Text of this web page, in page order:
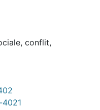
, conflit,